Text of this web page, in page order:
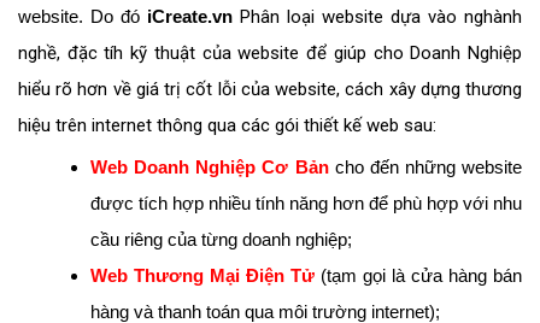
website. Do đó iCreate.vn Phân loại website dựa vào nghành
nghề, đặc tíh kỹ thuật của website để giúp cho Doanh Nghiệp
hiểu rõ hơn về giá trị cốt lỗi của website, cách xây dựng thương
hiệu trên internet thông qua các gói thiết kế web sau:
Web Doanh Nghiệp Cơ Bảncho đến những website
được tích hợp nhiều tính năng hơn để phù hợp với nhu
cầu riêng của từng doanh nghiệp;
Web Thương Mại Điện Tử (tạm gọi là cửa hàng bán
hàng và thanh toán qua môi trường internet);